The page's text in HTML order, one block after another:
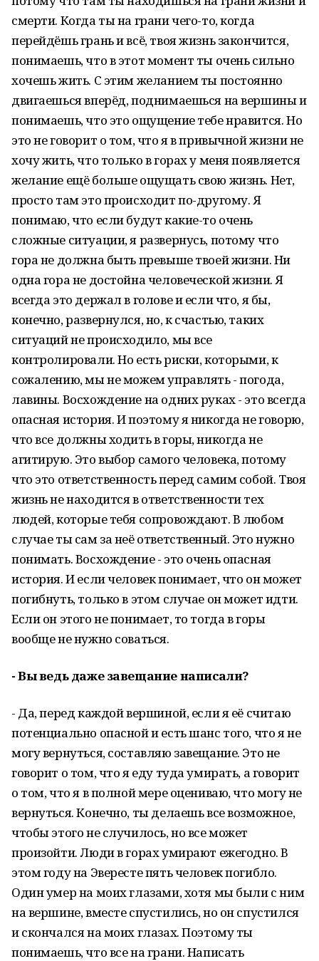
смерти. Когда ты на грани чего-то, когда
перейдёшь грань и всё, твоя жизнь закончится,
понимаешь, что в этот момент ты очень сильно
хочешь жить. С этим желанием ты постоянно
двигаешься вперёд, поднимаешься на вершины и
понимаешь, что это ощущение тебе нравится. Но
это не говорит о том, что я в привычной жизни не
хочу жить, что только в горах у меня появляется
желание ещё больше ощущать свою жизнь. Нет,
просто там это происходит по-другому. Я
понимаю, что если будут какие-то очень
сложные ситуации, я развернусь, потому что
гора не должна быть превыше твоей жизни. Ни
одна гора не достойна человеческой жизни. Я
всегда это держал в голове и если что, я бы,
конечно, развернулся, но, к счастью, таких
ситуаций не происходило, мы все
контролировали. Но есть риски, которыми, к
сожалению, мы не можем управлять - погода,
лавины. Восхождение на одних руках - это всегда
опасная история. И поэтому я никогда не говорю,
что все должны ходить в горы, никогда не
агитирую. Это выбор самого человека, потому
что это ответственность перед самим собой. Твоя
жизнь не находится в ответственности тех
людей, которые тебя сопровождают. В любом
случае ты сам за неё ответственный. Это нужно
понимать. Восхождение - это очень опасная
история. И если человек понимает, что он может
погибнуть, только в этом случае он может идти.
Если он этого не понимает, то тогда в горы
вообще не нужно соваться.
- Вы ведь даже завещание написали?
- Да, перед каждой вершиной, если я её считаю
потенциально опасной и есть шанс того, что я не
могу вернуться, составляю завещание. Это не
говорит о том, что я еду туда умирать, а говорит
о том, что я в полной мере оцениваю, что могу не
вернуться. Конечно, ты делаешь все возможное,
чтобы этого не случилось, но все может
произойти. Люди в горах умирают ежегодно. В
этом году на Эвересте пять человек погибло.
Один умер на моих глазами, хотя мы были с ним
на вершине, вместе спустились, но он спустился
и скончался на моих глазах. Поэтому ты
понимаешь, что все на грани. Написать